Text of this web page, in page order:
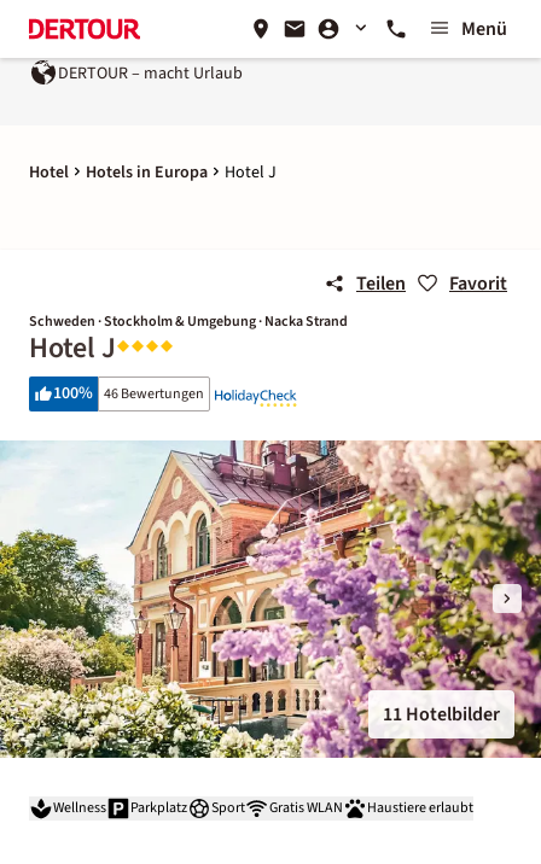
Menü
DERTOUR – macht Urlaub
Hotel Hotels in Europa Hotel J
Teilen Favorit
Schweden · Stockholm & Umgebung · Nacka Strand
Hotel J
100% 46 Bewertungen
11 Hotelbilder
Wellness Parkplatz Sport Gratis WLAN Haustiere erlaubt